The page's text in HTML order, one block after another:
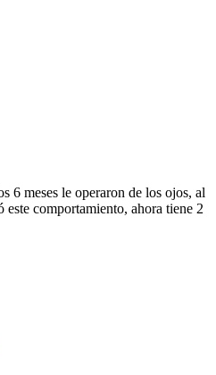
6 meses le operaron de los ojos, al
este comportamiento, ahora tiene 2